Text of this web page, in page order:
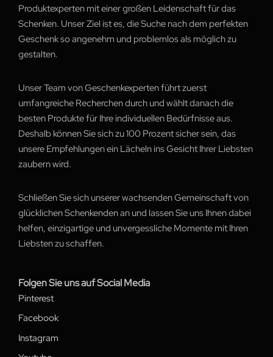
Produktexperten mit einer großen Leidenschaft für das
Schenken. Unser Ziel ist es, die Suche nach dem perfekten
Geschenk so angenehm und problemlos als möglich zu
gestalten.
Unser Team von Geschenkexperten führt zuerst
umfangreiche Recherchen durch und wählt danach die
besten Produkte für Ihre individuellen Bedürfnisse aus.
Deshalb können Sie sich zu 100 Prozent sicher sein, das
unsere Empfehlungen ein Lächeln ins Gesicht Ihrer Liebsten
zaubern wird.
Schließen Sie sich unserer wachsenden Gemeinschaft von
glücklichen Schenkenden an und lassen Sie uns Ihnen dabei
helfen, einzigartige und unvergessliche Momente mit Ihren
Liebsten zu schaffen.
Folgen Sie uns auf Social Media
Pinterest
Facebook
Instagram